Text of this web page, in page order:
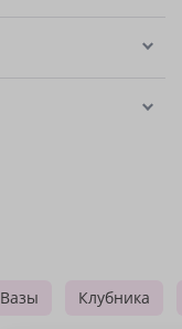
Вазы Клубника